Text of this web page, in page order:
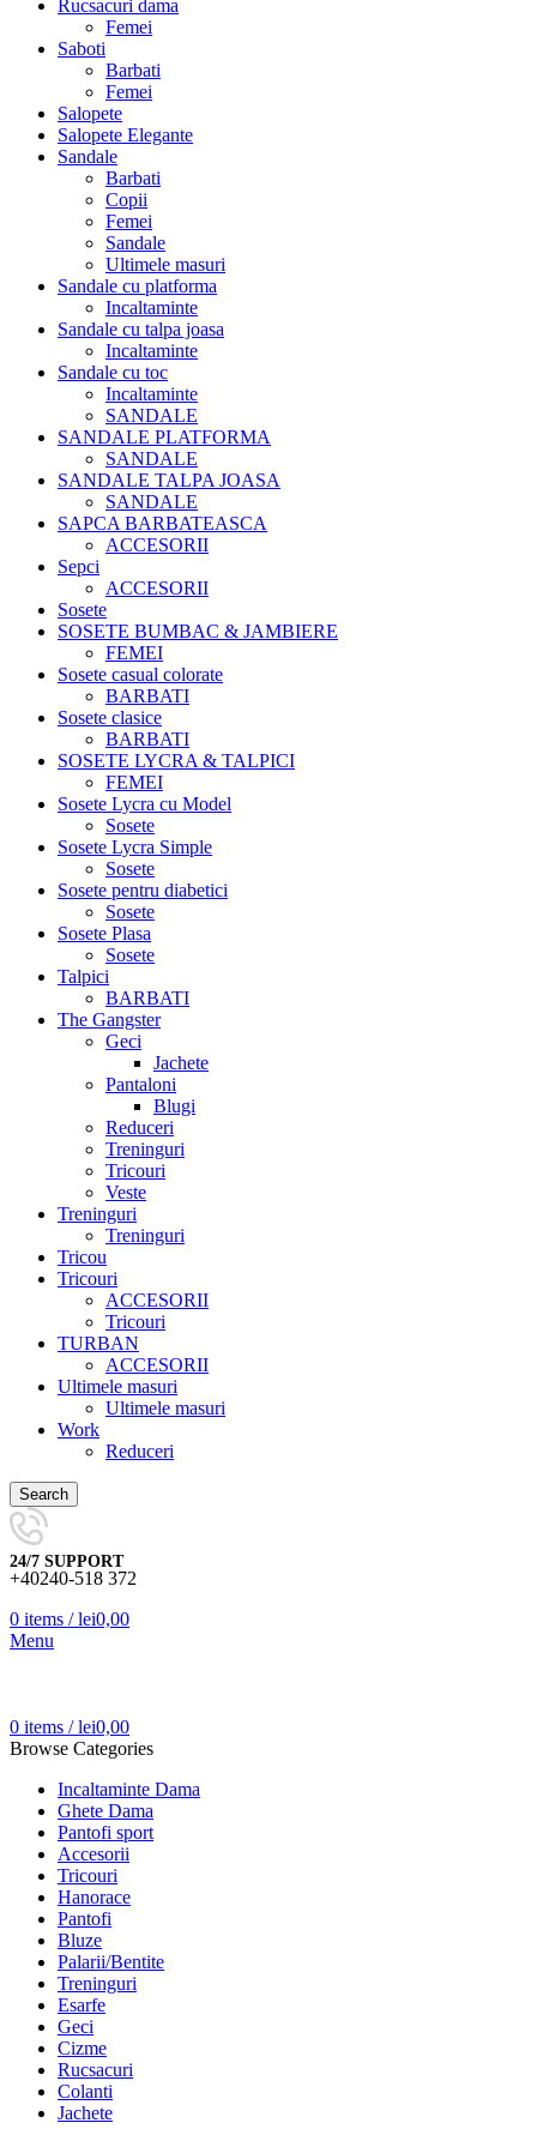
Rucsacuri dama
Femei
Saboti
Barbati
Femei
Salopete
Salopete Elegante
Sandale
Barbati
Copii
Femei
Sandale
Ultimele masuri
Sandale cu platforma
Incaltaminte
Sandale cu talpa joasa
Incaltaminte
Sandale cu toc
Incaltaminte
SANDALE
SANDALE PLATFORMA
SANDALE
SANDALE TALPA JOASA
SANDALE
SAPCA BARBATEASCA
ACCESORII
Sepci
ACCESORII
Sosete
SOSETE BUMBAC & JAMBIERE
FEMEI
Sosete casual colorate
BARBATI
Sosete clasice
BARBATI
SOSETE LYCRA & TALPICI
FEMEI
Sosete Lycra cu Model
Sosete
Sosete Lycra Simple
Sosete
Sosete pentru diabetici
Sosete
Sosete Plasa
Sosete
Talpici
BARBATI
The Gangster
Geci
Jachete
Pantaloni
Blugi
Reduceri
Treninguri
Tricouri
Veste
Treninguri
Treninguri
Tricou
Tricouri
ACCESORII
Tricouri
TURBAN
ACCESORII
Ultimele masuri
Ultimele masuri
Work
Reduceri
Search
24/7 SUPPORT
+40240-518 372
0 items / lei0,00
Menu
0 items / lei0,00
Browse Categories
Incaltaminte Dama
Ghete Dama
Pantofi sport
Accesorii
Tricouri
Hanorace
Pantofi
Bluze
Palarii/Bentite
Treninguri
Esarfe
Geci
Cizme
Rucsacuri
Colanti
Jachete